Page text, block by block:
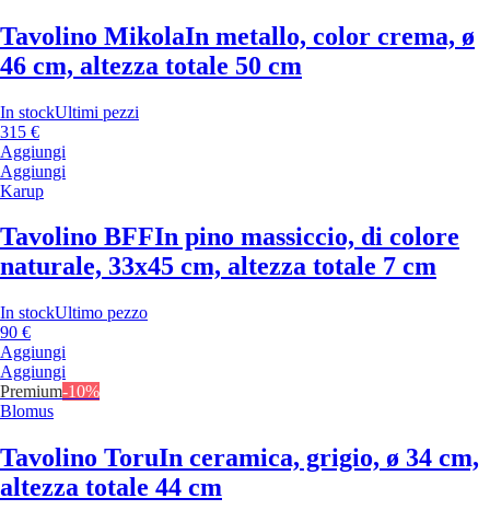
Tavolino MikolaIn metallo, color crema, ø
46 cm, altezza totale 50 cm
In stockUltimi pezzi
315 €
Aggiungi
Aggiungi
Karup
Tavolino BFFIn pino massiccio, di colore
naturale, 33x45 cm, altezza totale 7 cm
In stockUltimo pezzo
90 €
Aggiungi
Aggiungi
Premium-10%
Blomus
Tavolino ToruIn ceramica, grigio, ø 34 cm,
altezza totale 44 cm